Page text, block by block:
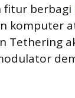
fitur berbagi
komputer
Tethering